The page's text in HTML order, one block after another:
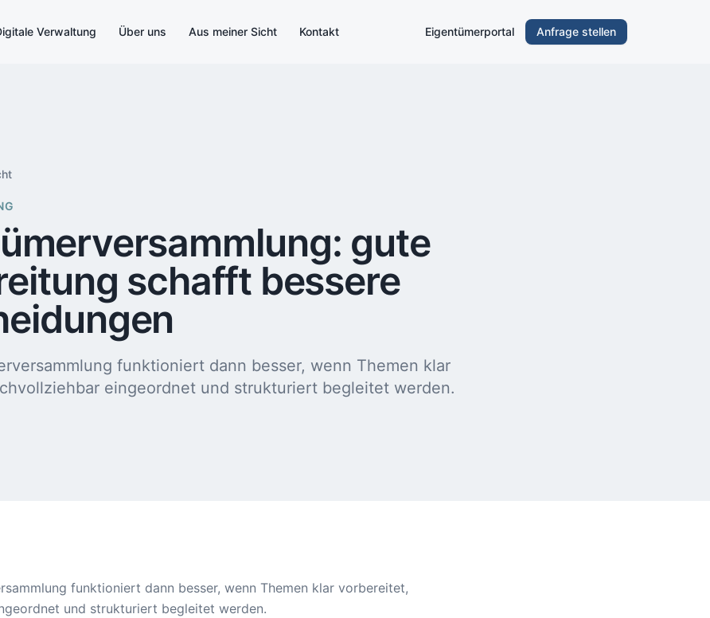
Verwaltung Über uns Aus meiner Sicht Kontakt Eigentümerportal Anfrage stellen
gute
schafft bessere
funktioniert dann besser, wenn Themen klar
eingeordnet und strukturiert begleitet werden.
funktioniert dann besser, wenn Themen klar vorbereitet,
und strukturiert begleitet werden.